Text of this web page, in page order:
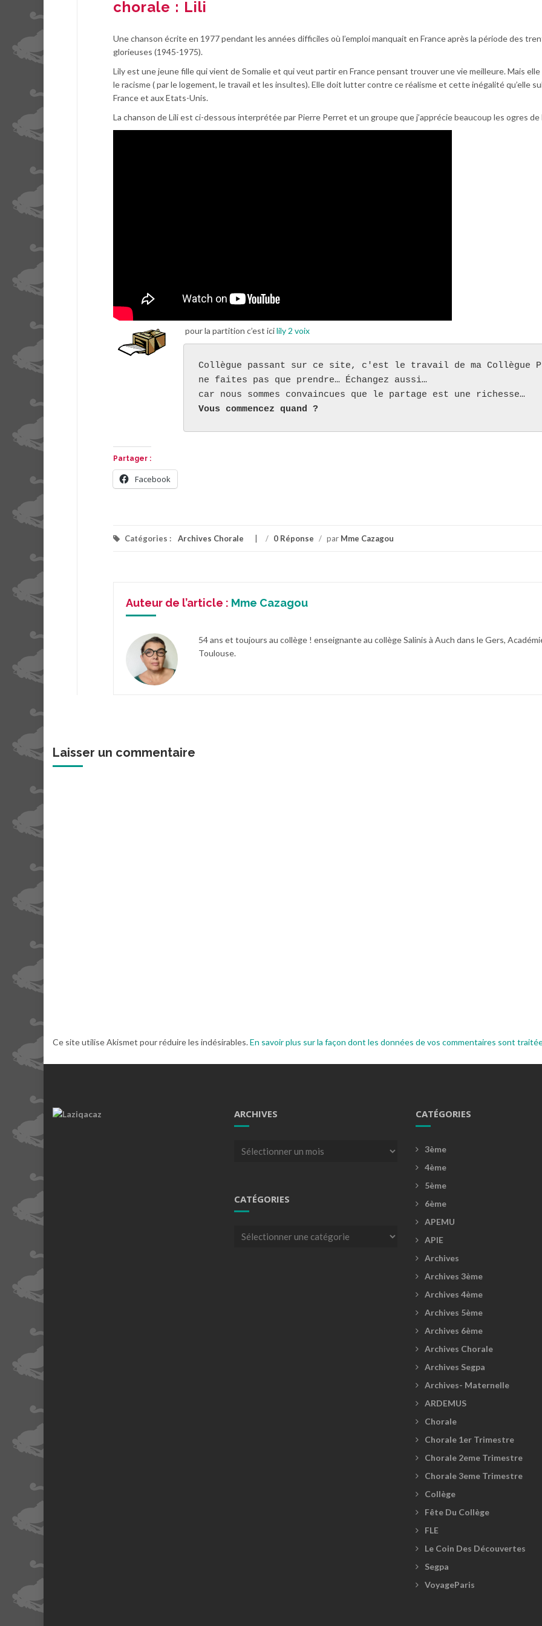
chorale : Lili
Une chanson écrite en 1977 pendant les années difficiles où l’emploi manquait en France après la période des
glorieuses (1945-1975).
Lily est une jeune fille qui vient de Somalie et qui veut partir en France pensant trouver une vie meilleure. Mais
le racisme ( par le logement, le travail et les insultes). Elle doit lutter contre ce réalisme et cette inégalité qu’elle
France et aux Etats-Unis.
La chanson de Lili est ci-dessous interprétée par Pierre Perret et un groupe que j’apprécie beaucoup les ogres de
pour la partition c’est icilily 2 voix
Collègue passant sur ce site, c'est le travail de ma Collègue
ne faites pas que prendre… Échangez aussi…
Vous commencez quand ?
Partager :
Facebook
Catégories : Archives Chorale / 0 Réponse / par Mme Cazagou
Auteur de l’article : Mme Cazagou
54 ans et toujours au collège ! enseignante au collège Salinis à Auch dans le Gers,
Toulouse.
Laisser un commentaire
Ce site utilise Akismet pour réduire les indésirables.En savoir plus sur la façon dont les données de vos commentaires sont
ARCHIVES
Archives
CATÉGORIES
Catégories
CATÉGORIES
3ème
4ème
5ème
6ème
APEMU
APIE
Archives
Archives 3ème
Archives 4ème
Archives 5ème
Archives 6ème
Archives Chorale
Archives Segpa
Archives- Maternelle
ARDEMUS
Chorale
Chorale 1er Trimestre
Chorale 2eme Trimestre
Chorale 3eme Trimestre
Collège
Fête Du Collège
FLE
Le Coin Des Découvertes
Segpa
VoyageParis